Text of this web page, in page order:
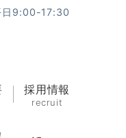
日9:00-17:30
採用情報
recruit